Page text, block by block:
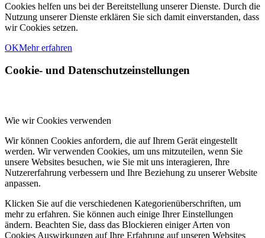
Cookies helfen uns bei der Bereitstellung unserer Dienste. Durch die
Nutzung unserer Dienste erklären Sie sich damit einverstanden, dass
wir Cookies setzen.
OKMehr erfahren
Cookie- und Datenschutzeinstellungen
Wie wir Cookies verwenden
Wir können Cookies anfordern, die auf Ihrem Gerät eingestellt
werden. Wir verwenden Cookies, um uns mitzuteilen, wenn Sie
unsere Websites besuchen, wie Sie mit uns interagieren, Ihre
Nutzererfahrung verbessern und Ihre Beziehung zu unserer Website
anpassen.
Klicken Sie auf die verschiedenen Kategorienüberschriften, um
mehr zu erfahren. Sie können auch einige Ihrer Einstellungen
ändern. Beachten Sie, dass das Blockieren einiger Arten von
Cookies Auswirkungen auf Ihre Erfahrung auf unseren Websites